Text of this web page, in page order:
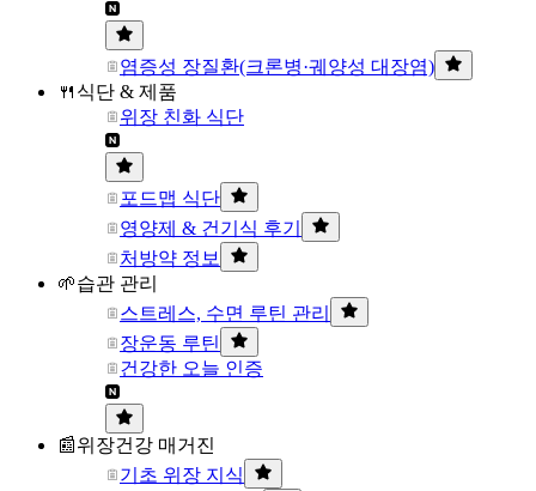
염증성 장질환(크론병·궤양성 대장염)
🍴식단 & 제품
위장 친화 식단
포드맵 식단
영양제 & 건기식 후기
처방약 정보
🌱습관 관리
스트레스, 수면 루틴 관리
장운동 루틴
건강한 오늘 인증
📰위장건강 매거진
기초 위장 지식